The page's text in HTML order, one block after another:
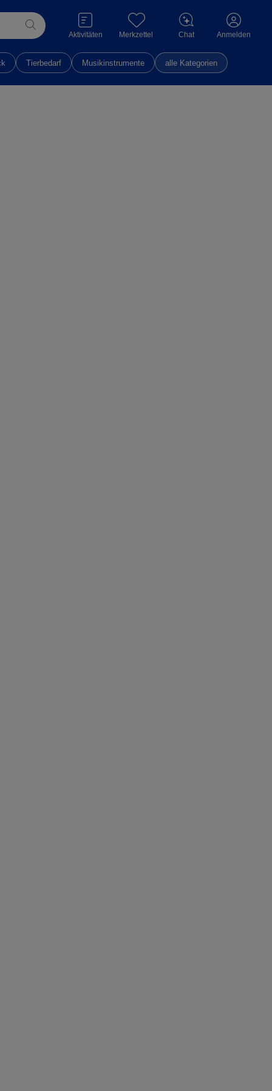
Aktivitäten Merkzettel Chat Anmelden
Tierbedarf Musikinstrumente alle Kategorien